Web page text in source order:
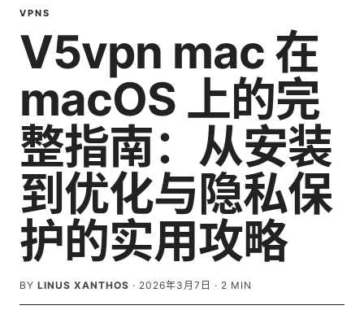
VPNS
V5vpn mac 在
macOS 上的完
整指南：从安装
到优化与隐私保
护的实用攻略
BY LINUS XANTHOS · 2026年3月7日 · 2 MIN